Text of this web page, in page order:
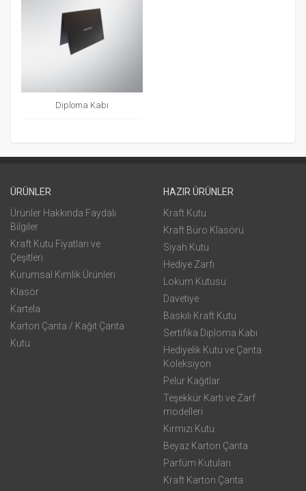
Diploma Kabı
ÜRÜNLER
Ürünler Hakkında Faydalı
Bilgiler
Kraft Kutu Fiyatları ve
Çeşitleri
Kurumsal Kimlik Ürünleri
Klasör
Kartela
Karton Çanta / Kağıt Çanta
Kutu
HAZIR ÜRÜNLER
Kraft Kutu
Kraft Büro Klasörü
Siyah Kutu
Hediye Zarfı
Lokum Kutusu
Davetiye
Baskılı Kraft Kutu
Sertifika Diploma Kabı
Hediyelik Kutu ve Çanta
Koleksiyon
Pelur Kağıtlar
Teşekkür Kartı ve Zarf
modelleri
Kırmızı Kutu
Beyaz Karton Çanta
Parfüm Kutuları
Kraft Karton Çanta